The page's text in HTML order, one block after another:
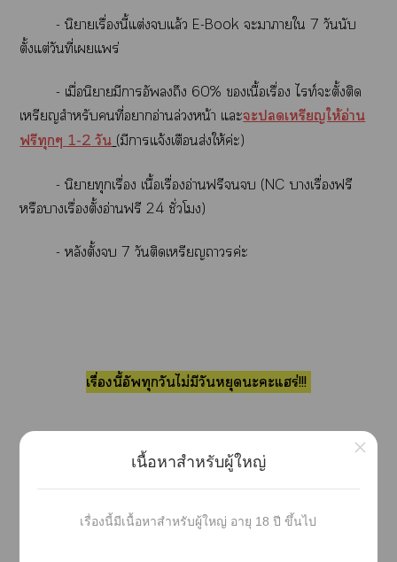
- นิยายเรื่องนี้แต่งแล้ว E-Book​ ะาายใ 7 วันนับ
ตั้งแต่วันที่เแพร่
- เมื่อนิยายมีาอังถึง 60% เนื้อเรื่อง ไท์ะตั้งติด
เหรียญสำหรับคนที่าอ่านล่วงหน้า แะะเหรียญให้อ่าน
ฟรีทุกๆ 1-2 วัน (มีาแจ้งเตือนส่งให้ค่ะ)​
- นิยายทุกเรื่อง เนื้อเรื่องอ่านฟรี (NC าเรื่องฟรี
หรือาเรื่องตั้งอ่านฟรี 24 ชั่วโมง)​
- หลังตั้ง 7 วันติดเหรียญ​าค่ะ
เรื่องนี้อัพทุกวันไม่มีวันหยุดะะแร่!!!
E-Book
เนื้อหาสำหรับผู้ใหญ่
เรื่องนี้มีเนื้อหาสำหรับผู้ใหญ่ อายุ 18 ปี ขึ้นไป
×